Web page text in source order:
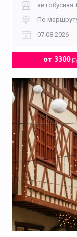
автобусная
По
07.08.2026
от 3300